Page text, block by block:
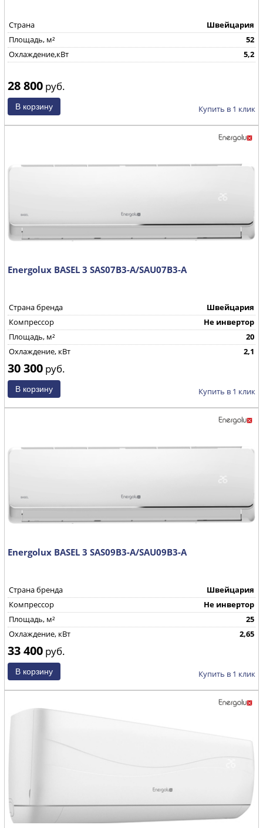
Страна
Швейцария
Площадь, м²
52
Охлаждение,кВт
5,2
28 800 руб.
Купить в 1 клик
Energolux BASEL 3 SAS07B3-A/SAU07B3-A
Страна бренда
Швейцария
Компрессор
Не инвертор
Площадь, м²
20
Охлаждение, кВт
2,1
30 300 руб.
Купить в 1 клик
Energolux BASEL 3 SAS09B3-A/SAU09B3-A
Страна бренда
Швейцария
Компрессор
Не инвертор
Площадь, м²
25
Охлаждение, кВт
2,65
33 400 руб.
Купить в 1 клик